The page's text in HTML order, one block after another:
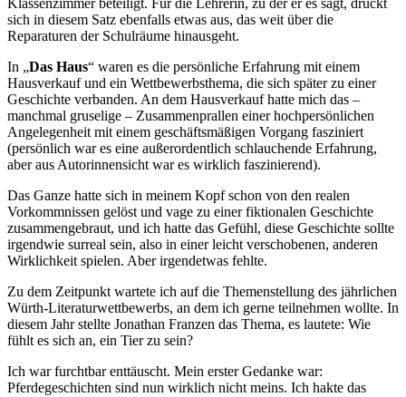
sich in diesem Satz ebenfalls etwas aus, das weit über die
Reparaturen der Schulräume hinausgeht.
In „Das Haus“ waren es die persönliche Erfahrung mit einem
Hausverkauf und ein Wettbewerbsthema, die sich später zu einer
Geschichte verbanden. An dem Hausverkauf hatte mich das –
manchmal gruselige – Zusammenprallen einer hochpersönlichen
Angelegenheit mit einem geschäftsmäßigen Vorgang fasziniert
(persönlich war es eine außerordentlich schlauchende Erfahrung,
aber aus Autorinnensicht war es wirklich faszinierend).
Das Ganze hatte sich in meinem Kopf schon von den realen
Vorkommnissen gelöst und vage zu einer fiktionalen Geschichte
zusammengebraut, und ich hatte das Gefühl, diese Geschichte sollte
irgendwie surreal sein, also in einer leicht verschobenen, anderen
Wirklichkeit spielen. Aber irgendetwas fehlte.
Zu dem Zeitpunkt wartete ich auf die Themenstellung des jährlichen
Würth-Literaturwettbewerbs, an dem ich gerne teilnehmen wollte. In
diesem Jahr stellte Jonathan Franzen das Thema, es lautete: Wie
fühlt es sich an, ein Tier zu sein?
Ich war furchtbar enttäuscht. Mein erster Gedanke war:
Pferdegeschichten sind nun wirklich nicht meins. Ich hakte das